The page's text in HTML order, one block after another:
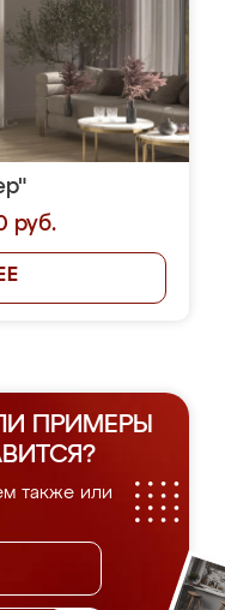
руб.
ПРИМЕРЫ
также или